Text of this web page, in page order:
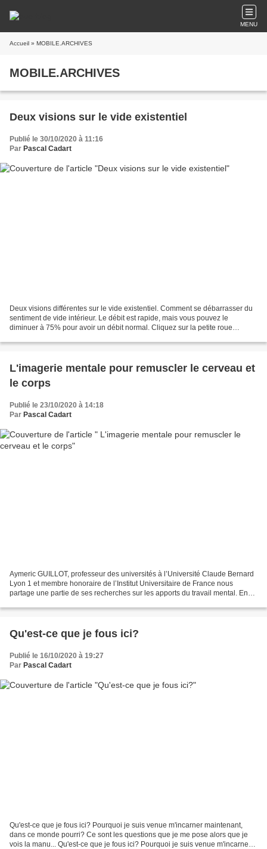
MENU
Accueil » MOBILE.ARCHIVES
MOBILE.ARCHIVES
Deux visions sur le vide existentiel
Publié le 30/10/2020 à 11:16
Par Pascal Cadart
Deux visions différentes sur le vide existentiel. Comment se débarrasser du
sentiment de vide intérieur. Le débit est rapide, mais vous pouvez le
diminuer à 75% pour avoir un débit normal. Cliquez sur la petite roue
L'imagerie mentale pour remuscler le cerveau et
le corps
Publié le 23/10/2020 à 14:18
Par Pascal Cadart
Aymeric GUILLOT, professeur des universités à l’Université Claude Bernard
Lyon 1 et membre honoraire de l’Institut Universitaire de France nous
partage une partie de ses recherches sur les apports du travail mental. En
Qu'est-ce que je fous ici?
Publié le 16/10/2020 à 19:27
Par Pascal Cadart
Qu'est-ce que je fous ici? Pourquoi je suis venue m'incarner maintenant,
dans ce monde pourri? Ce sont les questions que je me pose alors que je
vois la manu... Qu'est-ce que je fous ici? Pourquoi je suis venue m'incarner